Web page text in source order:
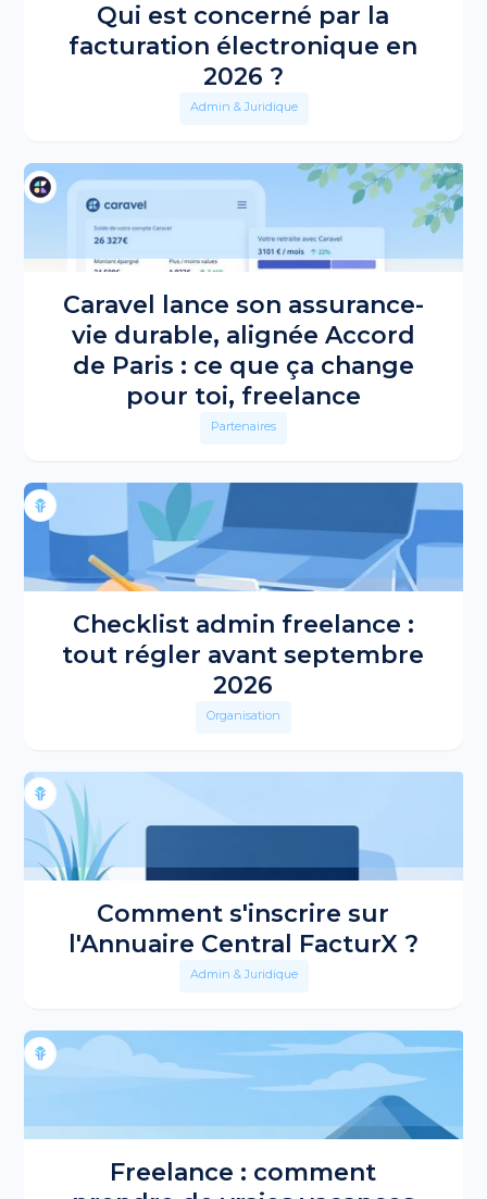
Qui est concerné par la
facturation électronique en
2026 ?
Admin & Juridique
Caravel lance son assurance-
vie durable, alignée Accord
de Paris : ce que ça change
pour toi, freelance
Partenaires
Checklist admin freelance :
tout régler avant septembre
2026
Organisation
Comment s'inscrire sur
l'Annuaire Central FacturX ?
Admin & Juridique
Freelance : comment